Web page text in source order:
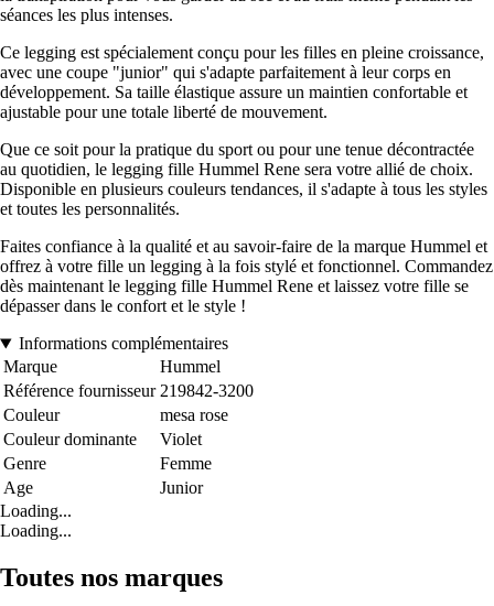
séances les plus intenses.
Ce legging est spécialement conçu pour les filles en pleine croissance,
avec une coupe "junior" qui s'adapte parfaitement à leur corps en
développement. Sa taille élastique assure un maintien confortable et
ajustable pour une totale liberté de mouvement.
Que ce soit pour la pratique du sport ou pour une tenue décontractée
au quotidien, le legging fille Hummel Rene sera votre allié de choix.
Disponible en plusieurs couleurs tendances, il s'adapte à tous les styles
et toutes les personnalités.
Faites confiance à la qualité et au savoir-faire de la marque Hummel et
offrez à votre fille un legging à la fois stylé et fonctionnel. Commandez
dès maintenant le legging fille Hummel Rene et laissez votre fille se
dépasser dans le confort et le style !
Informations complémentaires
Marque
Hummel
Référence fournisseur 219842-3200
Couleur
mesa rose
Couleur dominante
Violet
Genre
Femme
Age
Junior
Loading...
Loading...
Toutes nos marques